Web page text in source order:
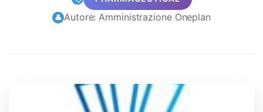
👤 Autore: Amministrazione Oneplan